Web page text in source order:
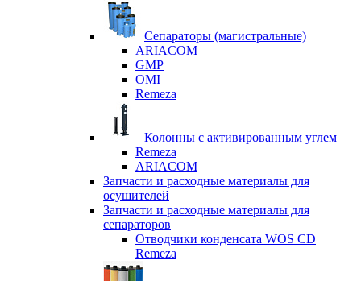
Сепараторы (магистральные)
ARIACOM
GMP
OMI
Remeza
Колонны с активированным углем
Remeza
ARIACOM
Запчасти и расходные материалы для
осушителей
Запчасти и расходные материалы для
сепараторов
Отводчики конденсата WOS CD
Remeza